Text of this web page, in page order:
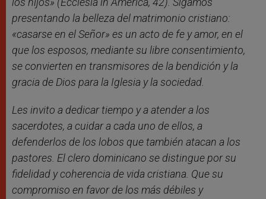
presentando la belleza del matrimonio cristiano:
«casarse en el Señor» es un acto de fe y amor, en el
que los esposos, mediante su libre consentimiento,
se convierten en transmisores de la bendición y la
gracia de Dios para la Iglesia y la sociedad.
Les invito a dedicar tiempo y a atender a los
sacerdotes, a cuidar a cada uno de ellos, a
defenderlos de los lobos que también atacan a los
pastores. El clero dominicano se distingue por su
fidelidad y coherencia de vida cristiana. Que su
compromiso en favor de los más débiles y